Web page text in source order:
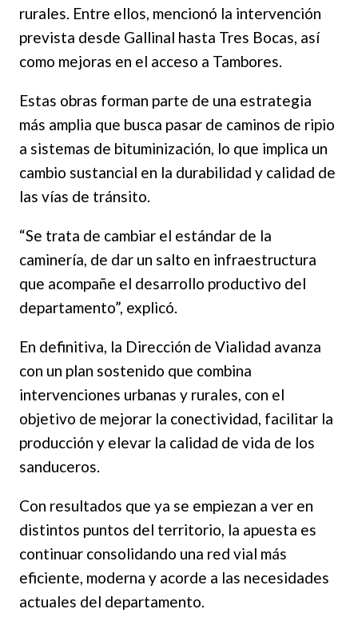
rurales. Entre ellos, mencionó la intervención
prevista desde Gallinal hasta Tres Bocas, así
como mejoras en el acceso a Tambores.
Estas obras forman parte de una estrategia
más amplia que busca pasar de caminos de ripio
a sistemas de bituminización, lo que implica un
cambio sustancial en la durabilidad y calidad de
las vías de tránsito.
“Se trata de cambiar el estándar de la
caminería, de dar un salto en infraestructura
que acompañe el desarrollo productivo del
departamento”, explicó.
En definitiva, la Dirección de Vialidad avanza
con un plan sostenido que combina
intervenciones urbanas y rurales, con el
objetivo de mejorar la conectividad, facilitar la
producción y elevar la calidad de vida de los
sanduceros.
Con resultados que ya se empiezan a ver en
distintos puntos del territorio, la apuesta es
continuar consolidando una red vial más
eficiente, moderna y acorde a las necesidades
actuales del departamento.